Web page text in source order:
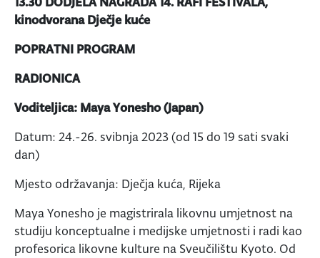
kinodvorana Dječje kuće
POPRATNI PROGRAM
RADIONICA
Voditeljica: Maya Yonesho (Japan)
Datum: 24.-26. svibnja 2023 (od 15 do 19 sati svaki
dan)
Mjesto održavanja: Dječja kuća, Rijeka
Maya Yonesho je magistrirala likovnu umjetnost na
studiju konceptualne i medijske umjetnosti i radi kao
profesorica likovne kulture na Sveučilištu Kyoto. Od